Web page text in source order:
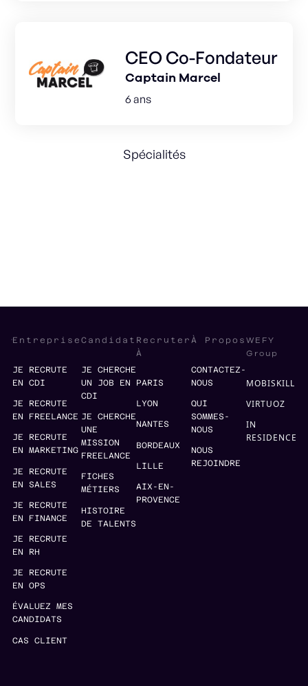
CEO Co-Fondateur
Captain Marcel
6 ans
Spécialités
Entreprise
JE RECRUTE
EN CDI
JE RECRUTE
EN FREELANCE
JE RECRUTE
EN MARKETING
JE RECRUTE
EN SALES
JE RECRUTE
EN FINANCE
JE RECRUTE
EN RH
JE RECRUTE
EN OPS
ÉVALUEZ MES
CANDIDATS
CAS CLIENT
Candidat
JE CHERCHE
UN JOB EN
CDI
JE CHERCHE
UNE
MISSION
FREELANCE
FICHES
MÉTIERS
HISTOIRE
DE TALENTS
Recruter
À
PARIS
LYON
NANTES
BORDEAUX
LILLE
AIX-EN-
PROVENCE
À Propos
CONTACTEZ-
NOUS
QUI
SOMMES-
NOUS
NOUS
REJOINDRE
WEFY
Group
MOBISKILL
VIRTUOZ
IN
RESIDENCE